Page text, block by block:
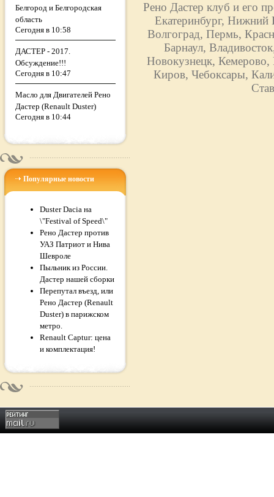
Белгород и Белгородская
область
Сегодня в 10:58
ДАСТЕР - 2017.
Обсуждение!!!
Сегодня в 10:47
Масло для Двигателей Рено
Дастер (Renault Duster)
Сегодня в 10:44
Популярные новости
Duster Dacia на
\"Festival of Speed\"
Рено Дастер против
УАЗ Патриот и Нива
Шевроле
Пыльник из России.
Дастер нашей сборки
Перепутал въезд, или
Рено Дастер (Renault
Duster) в парижском
метро.
Renault Captur: цена
и комплектация!
Рено Дастер клуб и его
Екатеринбург, Нижний
Волгоград, Пермь,
Барнаул,
Новокузнецк,
Киров, Чебоксары,